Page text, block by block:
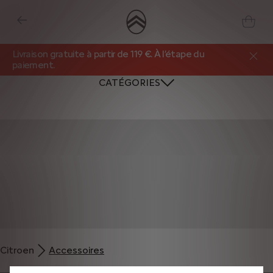
Livraison gratuite à partir de 119 €. À l’étape du
paiement.
CATÉGORIES
Citroen Accessoires
permettent de vous fournir des fonctionnalités essentielles telles que la